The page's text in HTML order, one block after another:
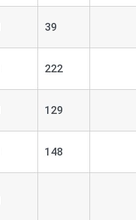
39
222
129
148